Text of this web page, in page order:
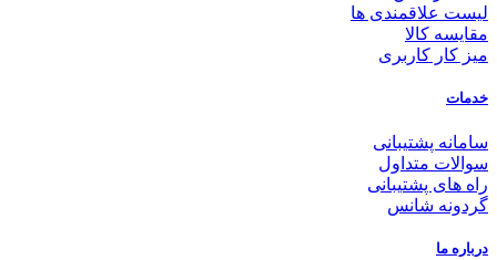
لیست علاقمندی ها
مقایسه کالا
میز کار کاربری
خدمات
سامانه پشتیبانی
سوالات متداول
راه های پشتیبانی
گردونه شانس
درباره ما